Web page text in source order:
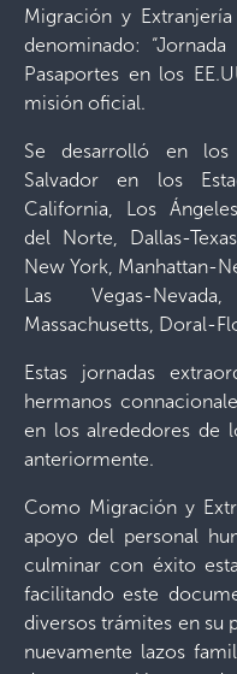
Migración y
denominado:
Pasaportes en los
misión oficial.
Se desarrolló en los
Salvador en los
California, Los
del Norte, Dallas-
New York, Manhattan-
Las Vegas-
Massachusetts, Doral-
Estas jornadas
hermanos
en los alrededores de
anteriormente.
Como Migración y
apoyo del personal
culminar con éxito
facilitando este
diversos trámites en su
nuevamente lazos